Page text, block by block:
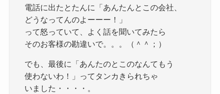
電話に出たとたんに「あんたんとこの会社、
どうなってんのよーーー！」
って怒っていて、よく話を聞いてみたら
そのお客様の勘違いで。。。（＾＾；）
でも、最後に「あんたのとこのなんてもう
使わないわ！」ってタンカきられちゃ
いました・・・・。